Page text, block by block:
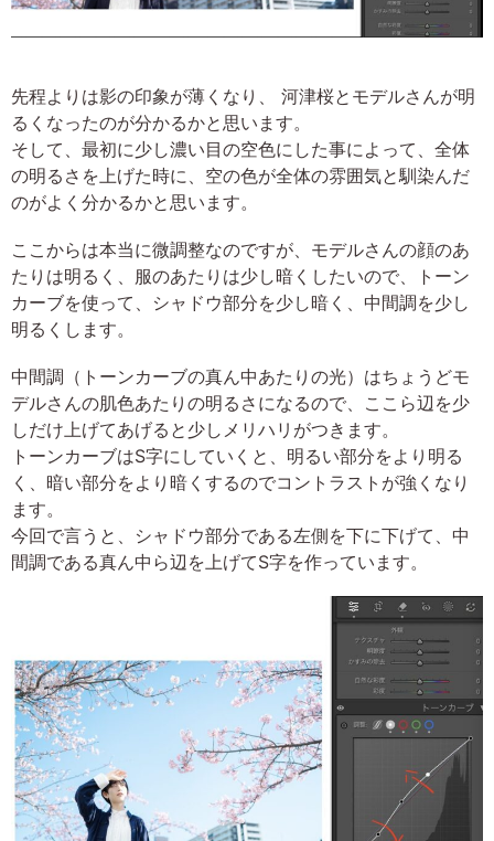
先程よりは影の印象が薄くなり、 河津桜とモデルさんが明
るくなったのが分かるかと思います。
そして、最初に少し濃い目の空色にした事によって、全体
の明るさを上げた時に、空の色が全体の雰囲気と馴染んだ
のがよく分かるかと思います。
ここからは本当に微調整なのですが、モデルさんの顔のあ
たりは明るく、服のあたりは少し暗くしたいので、トーン
カーブを使って、シャドウ部分を少し暗く、中間調を少し
明るくします。
中間調（トーンカーブの真ん中あたりの光）はちょうどモ
デルさんの肌色あたりの明るさになるので、ここら辺を少
しだけ上げてあげると少しメリハリがつきます。
トーンカーブはS字にしていくと、明るい部分をより明る
く、暗い部分をより暗くするのでコントラストが強くなり
ます。
今回で言うと、シャドウ部分である左側を下に下げて、中
間調である真ん中ら辺を上げてS字を作っています。